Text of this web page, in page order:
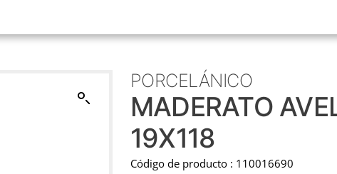
PORCELÁNICO
MADERATO
19X118
Código de producto : 110016690